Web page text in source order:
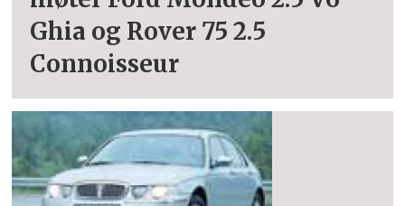
Ghia og Rover 75 2.5
Connoisseur